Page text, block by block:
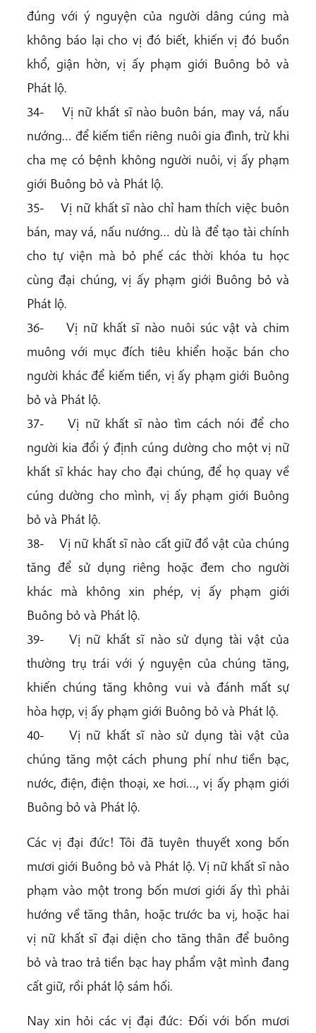
đúng với ý nguyện của người dâng cúng mà
không báo lại cho vị đó biết, khiến vị đó buồn
khổ, giận hờn, vị ấy phạm giới Buông bỏ và
Phát lộ.
34- Vị nữ khất sĩ nào buôn bán, may vá, nấu
nướng… để kiếm tiền riêng nuôi gia đình, trừ khi
cha mẹ có bệnh không người nuôi, vị ấy phạm
giới Buông bỏ và Phát lộ.
35- Vị nữ khất sĩ nào chỉ ham thích việc buôn
bán, may vá, nấu nướng… dù là để tạo tài chính
cho tự viện mà bỏ phế các thời khóa tu học
cùng đại chúng, vị ấy phạm giới Buông bỏ và
Phát lộ.
36- Vị nữ khất sĩ nào nuôi súc vật và chim
muông với mục đích tiêu khiển hoặc bán cho
người khác để kiếm tiền, vị ấy phạm giới Buông
bỏ và Phát lộ.
37- Vị nữ khất sĩ nào tìm cách nói để cho
người kia đổi ý định cúng dường cho một vị nữ
khất sĩ khác hay cho đại chúng, để họ quay về
cúng dường cho mình, vị ấy phạm giới Buông
bỏ và Phát lộ.
38- Vị nữ khất sĩ nào cất giữ đồ vật của chúng
tăng để sử dụng riêng hoặc đem cho người
khác mà không xin phép, vị ấy phạm giới
Buông bỏ và Phát lộ.
39- Vị nữ khất sĩ nào sử dụng tài vật của
thường trụ trái với ý nguyện của chúng tăng,
khiến chúng tăng không vui và đánh mất sự
hòa hợp, vị ấy phạm giới Buông bỏ và Phát lộ.
40- Vị nữ khất sĩ nào sử dụng tài vật của
chúng tăng một cách phung phí như tiền bạc,
nước, điện, điện thoại, xe hơi…, vị ấy phạm giới
Buông bỏ và Phát lộ.
Các vị đại đức! Tôi đã tuyên thuyết xong bốn
mươi giới Buông bỏ và Phát lộ. Vị nữ khất sĩ nào
phạm vào một trong bốn mươi giới ấy thì phải
hướng về tăng thân, hoặc trước ba vị, hoặc hai
vị nữ khất sĩ đại diện cho tăng thân để buông
bỏ và trao trả tiền bạc hay phẩm vật mình đang
cất giữ, rồi phát lộ sám hối.
Nay xin hỏi các vị đại đức: Đối với bốn mươi